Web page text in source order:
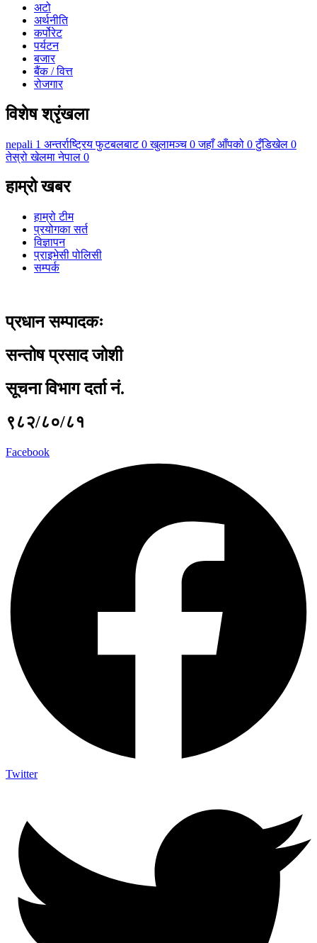
अटो
अर्थनीति
कर्पोरेट
पर्यटन
बजार
बैंक / वित्त
रोजगार
विशेष श्रृंखला
nepali 1 अन्तर्राष्ट्रिय फुटबलबाट 0 खुलामञ्च 0 जहाँ आँपको 0 टुँडिखेल 0
तेस्रो खेलमा नेपाल 0
हाम्रो खबर
हाम्रो टीम
प्रयोगका सर्त
विज्ञापन
प्राइभेसी पोलिसी
सम्पर्क
प्रधान सम्पादकः
सन्तोष प्रसाद जोशी
सूचना विभाग दर्ता नं.
९८२/८०/८१
Facebook
Twitter